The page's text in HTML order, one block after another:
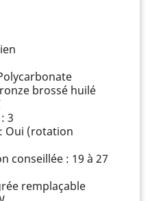
brossé huilé
3
Oui (rotation
conseillée : 19 à 27
remplaçable